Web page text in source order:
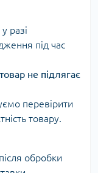
разі
під час
не підлягає
перевірити
товару.
обробки